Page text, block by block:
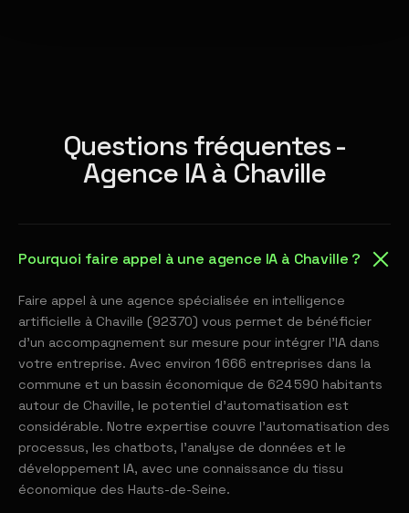
Questions fréquentes -
Agence IA à Chaville
Pourquoi faire appel à une agence IA à Chaville ?
Faire appel à une agence spécialisée en intelligence
artificielle à Chaville (92370) vous permet de bénéficier
d'un accompagnement sur mesure pour intégrer l'IA dans
votre entreprise. Avec environ 1 666 entreprises dans la
commune et un bassin économique de 624 590 habitants
autour de Chaville, le potentiel d'automatisation est
considérable. Notre expertise couvre l'automatisation des
processus, les chatbots, l'analyse de données et le
développement IA, avec une connaissance du tissu
économique des Hauts-de-Seine.